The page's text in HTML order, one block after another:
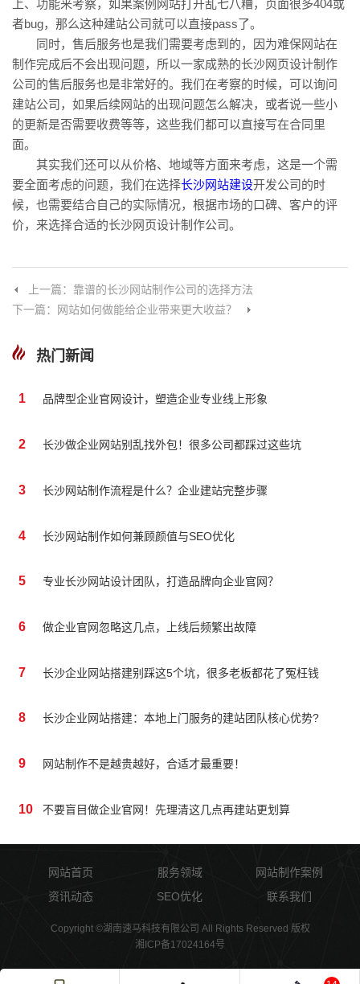
上、功能来考察，如果案例网站打开乱七八糟，页面很多404或
者bug，那么这种建站公司就可以直接pass了。
同时，售后服务也是我们需要考虑到的，因为难保网站在
制作完成后不会出现问题，所以一家成熟的长沙网页设计制作
公司的售后服务也是非常好的。我们在考察的时候，可以询问
建站公司，如果后续网站的出现问题怎么解决，或者说一些小
的更新是否需要收费等等，这些我们都可以直接写在合同里
面。
其实我们还可以从价格、地域等方面来考虑，这是一个需
要全面考虑的问题，我们在选择长沙网站建设开发公司的时
候，也需要结合自己的实际情况，根据市场的口碑、客户的评
价，来选择合适的长沙网页设计制作公司。
上一篇：靠谱的长沙网站制作公司的选择方法
下一篇：网站如何做能给企业带来更大收益？
热门新闻
1 品牌型企业官网设计，塑造企业专业线上形象
2 长沙做企业网站别乱找外包！很多公司都踩过这些坑
3 长沙网站制作流程是什么？企业建站完整步骤
4 长沙网站制作如何兼顾颜值与SEO优化
5 专业长沙网站设计团队，打造品牌向企业官网？
6 做企业官网忽略这几点，上线后频繁出故障
7 长沙企业网站搭建别踩这5个坑，很多老板都花了冤枉钱
8 长沙企业网站搭建：本地上门服务的建站团队核心优势?
9 网站制作不是越贵越好，合适才最重要！
10 不要盲目做企业官网！先理清这几点再建站更划算
网站首页 服务领域
网站制作案例
资讯动态
SEO优化 联系我们
Copyright ©湖南速马科技有限公司 All Rights Reserved 版权
湘ICP备17024164号